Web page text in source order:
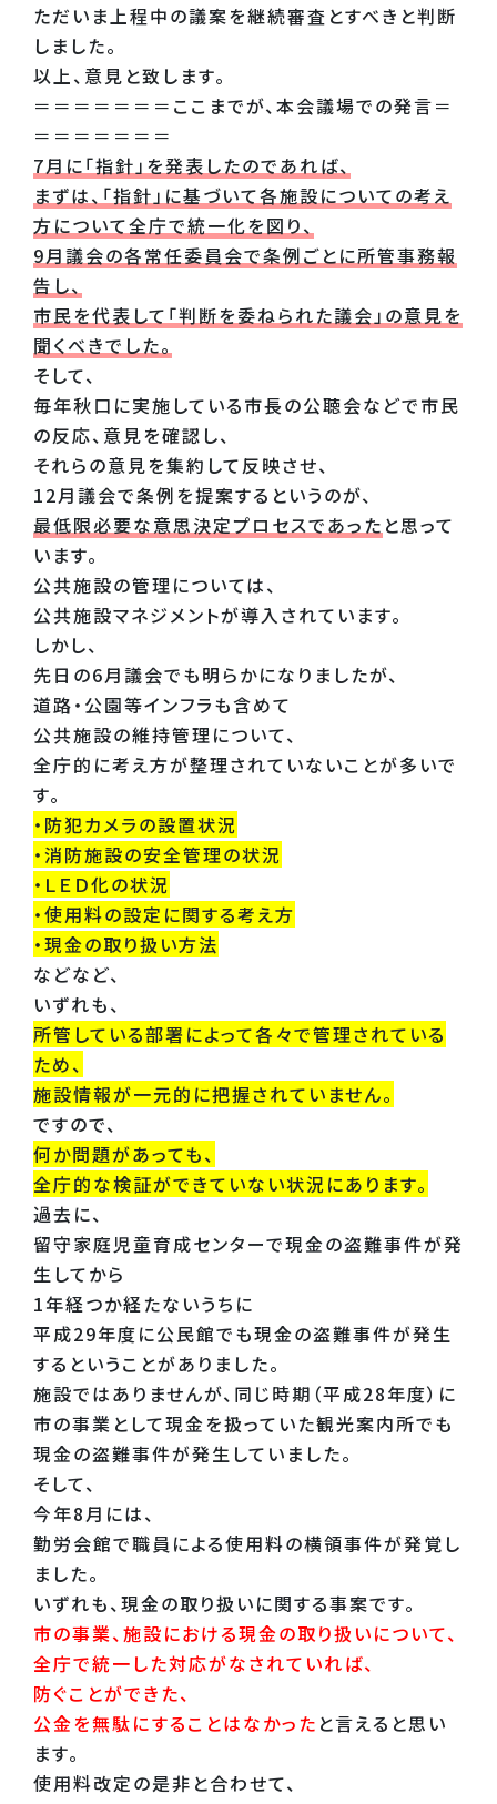
ただいま上程中の議案を継続審査とすべきと判断
しました。
以上、意見と致します。
＝＝＝＝＝＝＝ここまでが、本会議場での発言＝
＝＝＝＝＝＝＝
7月に「指針」を発表したのであれば、
まずは、「指針」に基づいて各施設についての考え
方について全庁で統一化を図り、
9月議会の各常任委員会で条例ごとに所管事務報
告し、
市民を代表して「判断を委ねられた議会」の意見を
聞くべきでした。
そして、
毎年秋口に実施している市長の公聴会などで市民
の反応、意見を確認し、
それらの意見を集約して反映させ、
12月議会で条例を提案するというのが、
最低限必要な意思決定プロセスであった と思って
います。
公共施設の管理については、
公共施設マネジメントが導入されています。
しかし、
先日の6月議会でも明らかになりましたが、
道路・公園等インフラも含めて
公共施設の維持管理について、
全庁的に考え方が整理されていないことが多いで
す。
・防犯カメラの設置状況
・消防施設の安全管理の状況
・ＬＥＤ化の状況
・使用料の設定に関する考え方
・現金の取り扱い方法
などなど、
いずれも、
所管している部署によって各々で管理されている
ため、
施設情報が一元的に把握されていません。
ですので、
何か問題があっても、
全庁的な検証ができていない状況にあります。
過去に、
留守家庭児童育成センターで現金の盗難事件が発
生してから
1年経つか経たないうちに
平成29年度に公民館でも現金の盗難事件が発生
するということがありました。
施設ではありませんが、同じ時期（平成28年度）に
市の事業として現金を扱っていた観光案内所でも
現金の盗難事件が発生していました。
そして、
今年8月には、
勤労会館で職員による使用料の横領事件が発覚し
ました。
いずれも、現金の取り扱いに関する事案です。
市の事業、施設における現金の取り扱いについて、
全庁で統一した対応がなされていれば、
防ぐことができた、
公金を無駄にすることはなかった と言えると思い
ます。
使用料改定の是非と合わせて、